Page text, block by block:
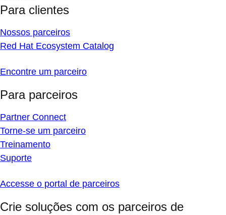
Para clientes
Nossos parceiros
Red Hat Ecosystem Catalog
Encontre um parceiro
Para parceiros
Partner Connect
Torne-se um parceiro
Treinamento
Suporte
Accesse o portal de parceiros
Crie soluções com os parceiros de